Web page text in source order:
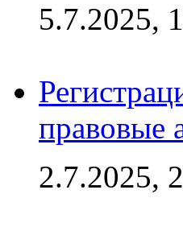
5.7.2025,
правовые
2.7.2025,